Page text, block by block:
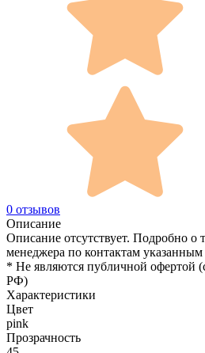
0 отзывов
Описание
Описание отсутствует. Подробно о
менеджера по контактам указанным
* Не являются публичной офертой
РФ)
Характеристики
Цвет
pink
Прозрачность